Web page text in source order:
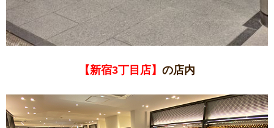
【新宿3丁目店】 の店内